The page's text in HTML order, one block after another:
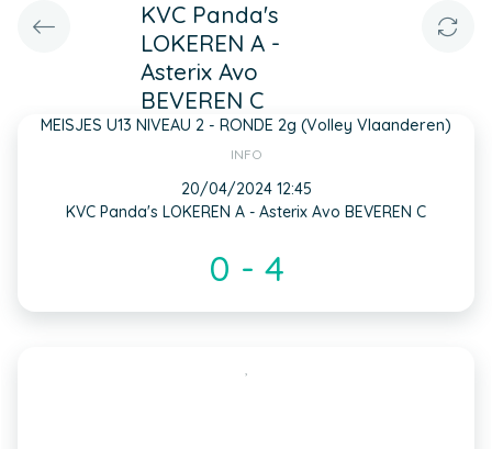
KVC Panda's
LOKEREN A -
Asterix Avo
BEVEREN C
MEISJES U13 NIVEAU 2 - RONDE 2g (Volley Vlaanderen)
INFO
20/04/2024 12:45
KVC Panda's LOKEREN A - Asterix Avo BEVEREN C
0 - 4